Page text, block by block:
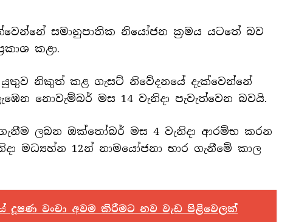
සමානුපාතික නියෝජන ක්‍රමය යටතේ බව
කළා.
නිකුත් කළ ගැසට් නිවේදනයේ දැක්වෙන්නේ
නොවැම්බර් මස 14 වැනිදා පැවැත්වෙන බවයි.
ගැනීම ලබන ඔක්තෝබර් මස 4 වැනිදා ආරම්භ කරන
මධ්‍යහ්න 12න් නාමයෝජනා භාර ගැනීමේ කාල
දූෂණ වංචා අවම කිරීමට නව වැඩ පිළිවෙලක්